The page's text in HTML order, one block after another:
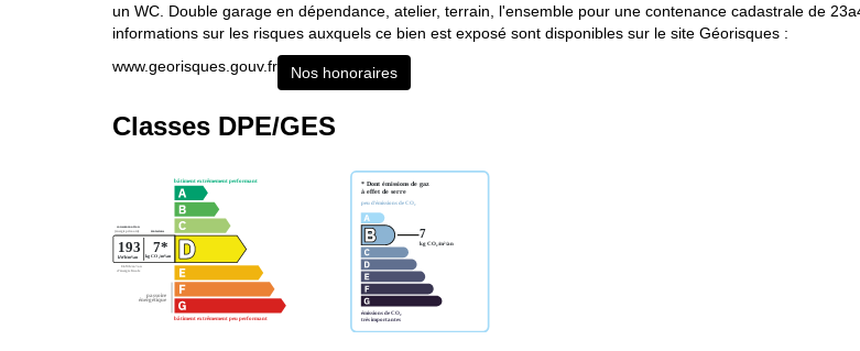
un WC. Double garage en dépendance, atelier, terrain, l'ensemble pour une contenance cadastrale de
informations sur les risques auxquels ce bien est exposé sont disponibles sur le site Géorisques :
www.georisques.gouv.fr
Nos honoraires
Classes DPE/GES